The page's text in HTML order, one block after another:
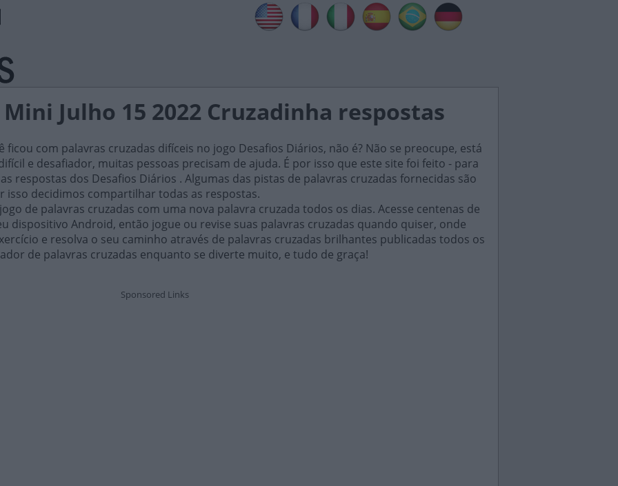
Julho 15 2022 Cruzadinha respostas
ficou com palavras cruzadas difíceis no jogo Desafios Diários, não é? Não se preocupe, está
e desafiador, muitas pessoas precisam de ajuda. É por isso que este site foi feito - para
respostas dos Desafios Diários . Algumas das pistas de palavras cruzadas fornecidas são
isso decidimos compartilhar todas as respostas.
de palavras cruzadas com uma nova palavra cruzada todos os dias. Acesse centenas de
dispositivo Android, então jogue ou revise suas palavras cruzadas quando quiser, onde
e resolva o seu caminho através de palavras cruzadas brilhantes publicadas todos os
de palavras cruzadas enquanto se diverte muito, e tudo de graça!